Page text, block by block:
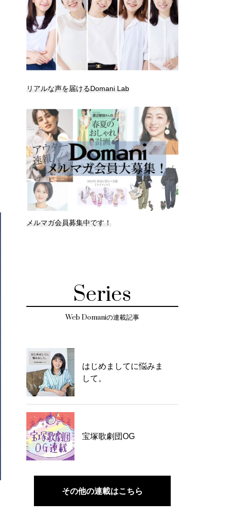
リアルな声を届けるDomani Lab
メルマガ会員募集中です！
Series
Web Domaniの連載記事
はじめましてに悩みま
して。
宝塚歌劇団OG
その他の連載はこちら